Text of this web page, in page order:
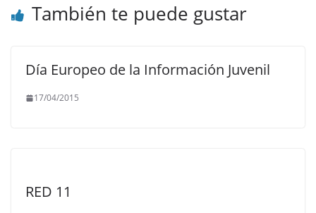
También te puede gustar
Día Europeo de la Información Juvenil
17/04/2015
RED 11